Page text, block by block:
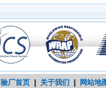
验厂首页 关于我们 网站地